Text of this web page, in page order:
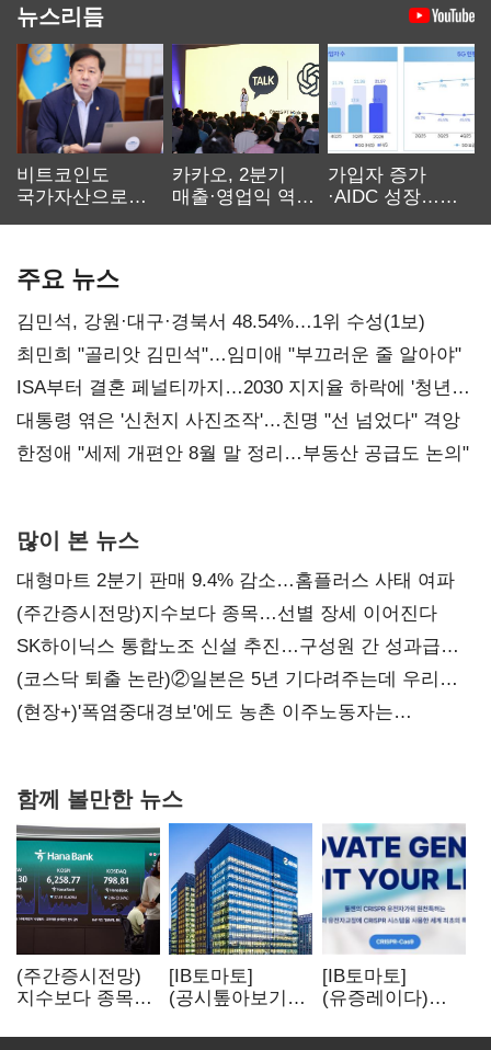
뉴스리듬
비트코인도
국가자산으로…'
카카오, 2분기
매출·영업익 역대
가입자 증가
·AIDC 성장…
주요 뉴스
김민석, 강원·대구·경북서 48.54%…1위 수성(1보)
최민희 "골리앗 김민석"…임미애 "부끄러운 줄 알아야"
ISA부터 결혼 페널티까지…2030 지지율 하락에 '청년
챙기기'
대통령 엮은 '신천지 사진조작'…친명 "선 넘었다" 격앙
한정애 "세제 개편안 8월 말 정리…부동산 공급도 논의"
많이 본 뉴스
대형마트 2분기 판매 9.4% 감소…홈플러스 사태 여파
(주간증시전망)지수보다 종목…선별 장세 이어진다
SK하이닉스 통합노조 신설 추진…구성원 간 성과급
불만 확산
(코스닥 퇴출 논란)②일본은 5년 기다려주는데 우리는
당장 퇴출?…시간만으론 부족한 코스닥 구하기
(현장+)'폭염중대경보'에도 농촌 이주노동자는
함께 볼만한 뉴스
(주간증시전망)
지수보다 종목…
이어진다
[IB토마토]
(공시톺아보기)
바로 매출로
[IB토마토]
(유증레이다)
3분의 1 토막…